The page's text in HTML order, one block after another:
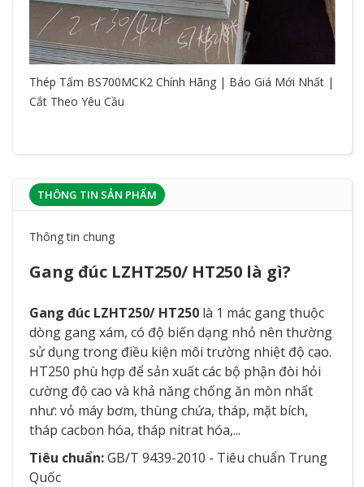
Thép Tấm BS700MCK2 Chính Hãng | Báo Giá Mới Nhất |
Cắt Theo Yêu Cầu
THÔNG TIN SẢN PHẨM
Thông tin chung
Gang đúc LZHT250/ HT250 là gì?
Gang đúc LZHT250/ HT250 là 1 mác gang thuộc
dòng gang xám, có độ biến dạng nhỏ nên thường
sử dụng trong điều kiện môi trường nhiệt độ cao.
HT250 phù hợp để sản xuất các bộ phận đòi hỏi
cường độ cao và khả năng chống ăn mòn nhất
như: vỏ máy bơm, thùng chứa, tháp, mặt bích,
tháp cacbon hóa, tháp nitrat hóa,...
Tiêu chuẩn:GB/T 9439-2010 - Tiêu chuẩn Trung
Quốc